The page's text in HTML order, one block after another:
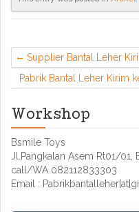
Supplier Bantal Leher
Pabrik Bantal Leher Kirim
Workshop
Bsmile Toys
Jl.Pangkalan Asem Rt01/01,
call/WA 082112833303
Email :